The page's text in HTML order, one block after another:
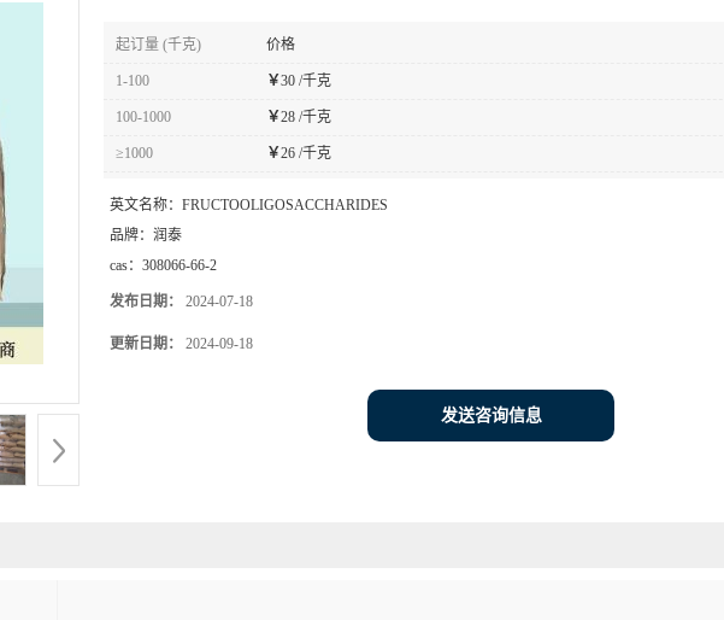
起订量 (千克) 价格
1-100 ￥30 /千克
100-1000 ￥28 /千克
≥1000 ￥26 /千克
英文名称： FRUCTOOLIGOSACCHARIDES
品牌： 润泰
cas： 308066-66-2
发布日期： 2024-07-18
更新日期： 2024-09-18
发送咨询信息